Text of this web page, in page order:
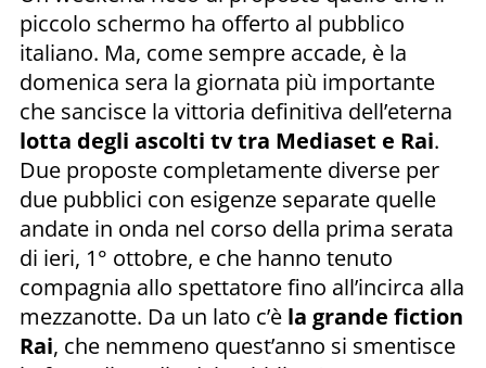
piccolo schermo ha offerto al pubblico
italiano. Ma, come sempre accade, è la
domenica sera la giornata più importante
che sancisce la vittoria definitiva dell’eterna
lotta degli ascolti tv tra Mediaset e Rai.
Due proposte completamente diverse per
due pubblici con esigenze separate quelle
andate in onda nel corso della prima serata
di ieri, 1° ottobre, e che hanno tenuto
compagnia allo spettatore fino all’incirca alla
mezzanotte. Da un lato c’è la grande fiction
Rai, che nemmeno quest’anno si smentisce